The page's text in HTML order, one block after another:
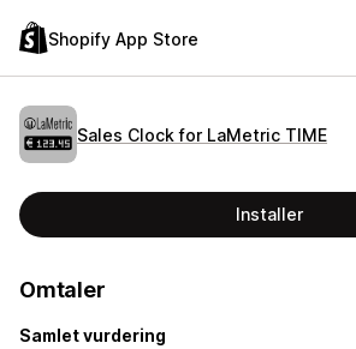
Shopify App Store
Sales Clock for LaMetric TIME
Installer
Omtaler
Samlet vurdering